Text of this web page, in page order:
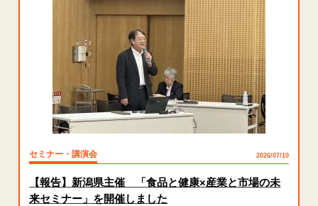
セミナー・講演会 2026/07/10
【報告】新潟県主催 「食品と健康×産業と市場の未
来セミナー」を開催しました